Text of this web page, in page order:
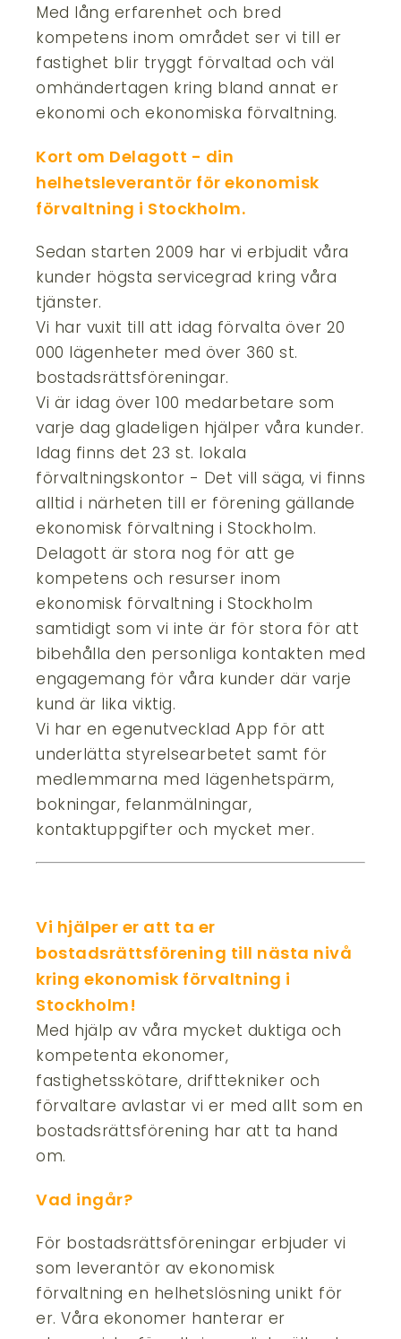
Med lång erfarenhet och bred
kompetens inom området ser vi till er
fastighet blir tryggt förvaltad och väl
omhändertagen kring bland annat er
ekonomi och ekonomiska förvaltning.
Kort om Delagott - din
helhetsleverantör för ekonomisk
förvaltning i Stockholm.
Sedan starten 2009 har vi erbjudit våra
kunder högsta servicegrad kring våra
tjänster.
Vi har vuxit till att idag förvalta över 20
000 lägenheter med över 360 st.
bostadsrättsföreningar.
Vi är idag över 100 medarbetare som
varje dag gladeligen hjälper våra kunder.
Idag finns det 23 st. lokala
förvaltningskontor - Det vill säga, vi finns
alltid i närheten till er förening gällande
ekonomisk förvaltning i Stockholm.
Delagott är stora nog för att ge
kompetens och resurser inom
ekonomisk förvaltning i Stockholm
samtidigt som vi inte är för stora för att
bibehålla den personliga kontakten med
engagemang för våra kunder där varje
kund är lika viktig.
Vi har en egenutvecklad App för att
underlätta styrelsearbetet samt för
medlemmarna med lägenhetspärm,
bokningar, felanmälningar,
kontaktuppgifter och mycket mer.
Vi hjälper er att ta er
bostadsrättsförening till nästa nivå
kring ekonomisk förvaltning i
Stockholm!
Med hjälp av våra mycket duktiga och
kompetenta ekonomer,
fastighetsskötare, drifttekniker och
förvaltare avlastar vi er med allt som en
bostadsrättsförening har att ta hand
om.
Vad ingår?
För bostadsrättsföreningar erbjuder vi
som leverantör av ekonomisk
förvaltning en helhetslösning unikt för
er. Våra ekonomer hanterar er